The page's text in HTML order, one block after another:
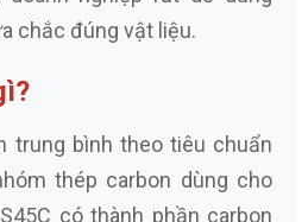
chắc đúng vật liệu.
trung bình theo tiêu chuẩn
thép carbon dùng cho
có thành phần carbon